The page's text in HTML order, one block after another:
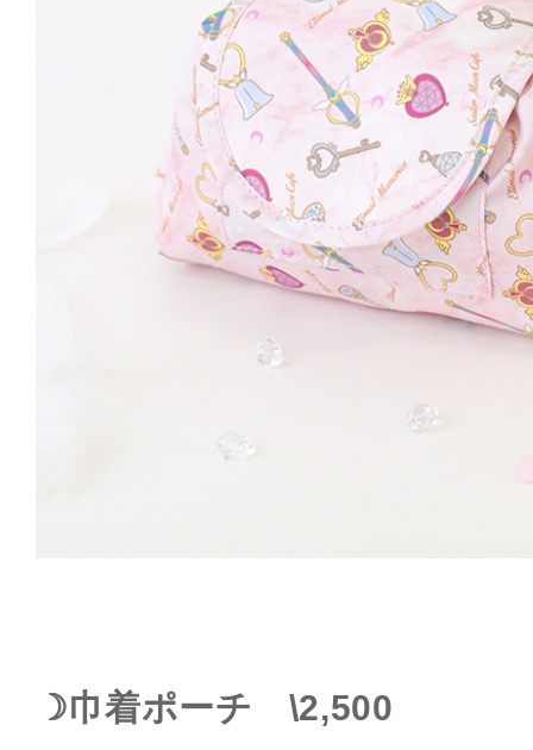
☽巾着ポーチ \2,500